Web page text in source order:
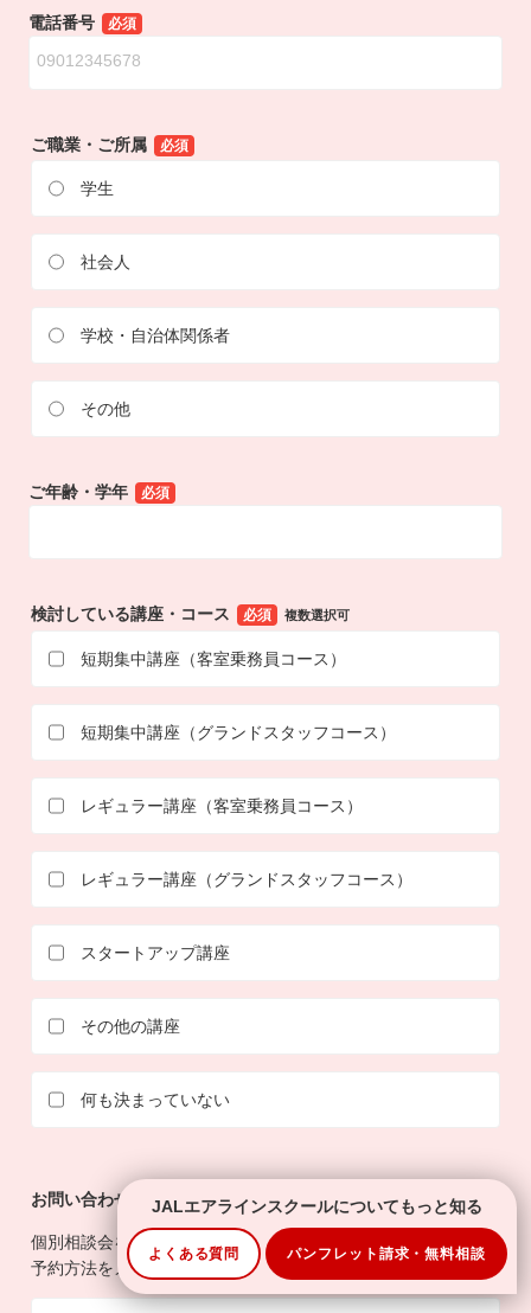
電話番号 必須
ご職業・ご所属 必須
学生
社会人
学校・自治体関係者
その他
ご年齢・学年 必須
検討している講座・コース 必須 複数選択可
短期集中講座（客室乗務員コース）
短期集中講座（グランドスタッフコース）
レギュラー講座（客室乗務員コース）
レギュラー講座（グランドスタッフコース）
スタートアップ講座
その他の講座
何も決まっていない
お問い合わせ項目 必須 複数選択可
個別相談会をご希望の方には、事務局担当者より相談会日程の
予約方法をメールでご案内いたします。
JALエアラインスクールについてもっと知る
よくある質問 パンフレット請求・無料相談